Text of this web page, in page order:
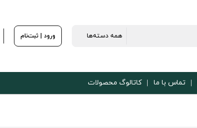
ورود | ثبت‌نام
تماس با ما کاتالوگ محصولات